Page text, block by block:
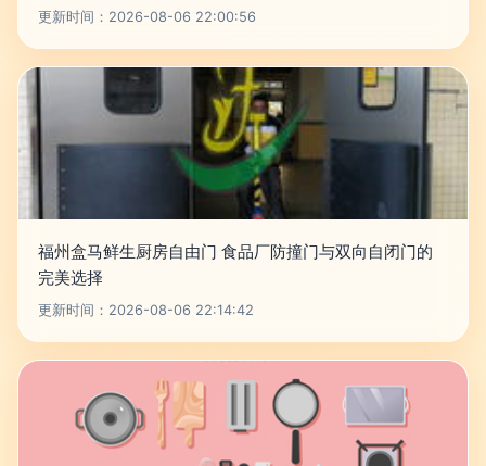
更新时间：2026-08-06 22:00:56
福州盒马鲜生厨房自由门 食品厂防撞门与双向自闭门的
完美选择
更新时间：2026-08-06 22:14:42